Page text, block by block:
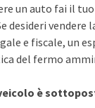
un auto fai il
desideri
e fiscale, un
del fermo
è